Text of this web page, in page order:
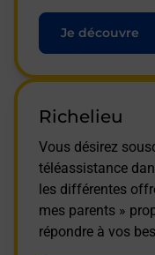
Je découvre
Richelieu
Vous désirez
téléassistance
les différentes
mes parents »
répondre à vos